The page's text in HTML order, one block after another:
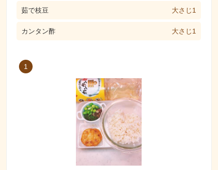
茹で枝豆 大さじ1
カンタン酢 大さじ1
1